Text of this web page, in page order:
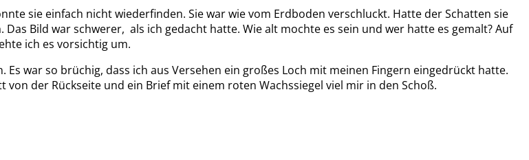
sie einfach nicht wiederfinden. Sie war wie vom Erdboden verschluckt. Hatte der Schatten sie
Bild war schwerer, als ich gedacht hatte. Wie alt mochte es sein und wer hatte es gemalt? Auf
ich es vorsichtig um.
war so brüchig, dass ich aus Versehen ein großes Loch mit meinen Fingern eingedrückt hatte.
der Rückseite und ein Brief mit einem roten Wachssiegel viel mir in den Schoß.